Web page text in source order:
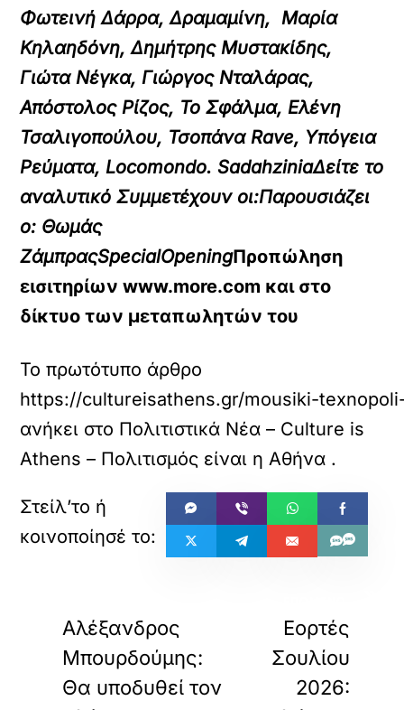
Φωτεινή Δάρρα, Δραμαμίνη, Μαρία
Κηλαηδόνη, Δημήτρης Μυστακίδης,
Γιώτα Νέγκα, Γιώργος Νταλάρας,
Απόστολος Ρίζος, Το Σφάλμα, Ελένη
Τσαλιγοπούλου, Τσοπάνα Rave, Υπόγεια
Ρεύματα, Locomondo. SadahziniaΔείτε το
αναλυτικόΣυμμετέχουν οι:Παρουσιάζει
ο: Θωμάς
ΖάμπραςSpecialOpeningΠροπώληση
εισιτηρίωνwww.more.com και στο
δίκτυο των μεταπωλητών του
Το πρωτότυπο άρθρο
https://cultureisathens.gr/mousiki-
ανήκει στο Πολιτιστικά Νέα – Culture is
Athens – Πολιτισμός είναι η Αθήνα .
Αλέξανδρος
Μπουρδούμης:
Θα υποδυθεί τον
Εορτές
Σουλίου
2026: